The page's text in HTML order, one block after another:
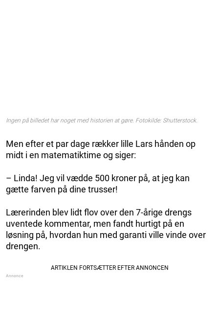
Ingen på billedet har noget med historien at gøre. Fotokilde: Shutterstock.
Men efter et par dage rækker lille Lars hånden op
midt i en matematiktime og siger:
– Linda! Jeg vil vædde 500 kroner på, at jeg kan
gætte farven på dine trusser!
Lærerinden blev lidt flov over den 7-årige drengs
uventede kommentar, men fandt hurtigt på en
løsning på, hvordan hun med garanti ville vinde over
drengen.